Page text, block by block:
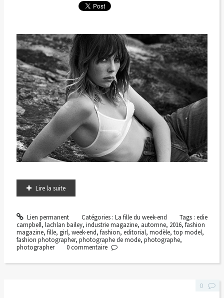
Lire la suite
Lien permanent Catégories : La fille du week-end Tags : edie
campbell, lachlan bailey, industrie magazine, automne, 2016, fashion
magazine, fille, girl, week-end, fashion, editorial, modèle, top model,
fashion photographer, photographe de mode, photographe,
photographer
0commentaire
0